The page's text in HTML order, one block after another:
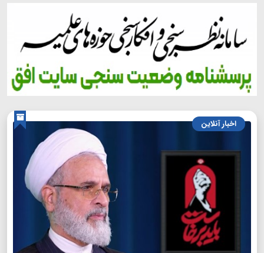
اخبار آنلاین